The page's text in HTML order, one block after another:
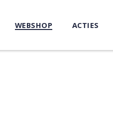
WEBSHOP ACTIES